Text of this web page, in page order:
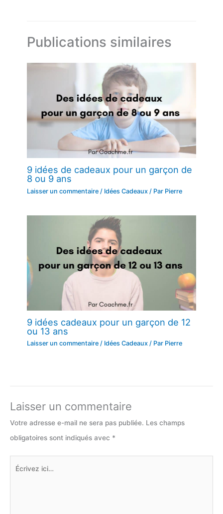
Publications similaires
9 idées de cadeaux pour un garçon de
8 ou 9 ans
Laisser un commentaire / Idées Cadeaux / Par Pierre
9 idées cadeaux pour un garçon de 12
ou 13 ans
Laisser un commentaire / Idées Cadeaux / Par Pierre
Laisser un commentaire
Votre adresse e-mail ne sera pas publiée. Les champs
obligatoires sont indiqués avec *